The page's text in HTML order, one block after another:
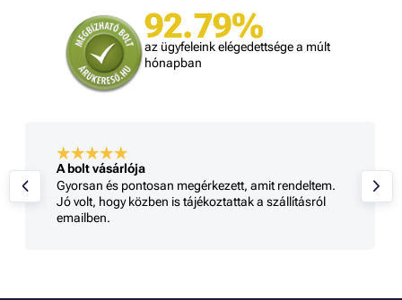
92.79%
az ügyfeleink elégedettsége a múlt
hónapban
A bolt vásárlója
Gyorsan és pontosan megérkezett, amit rendeltem.
Jó volt, hogy közben is tájékoztattak a szállításról
emailben.